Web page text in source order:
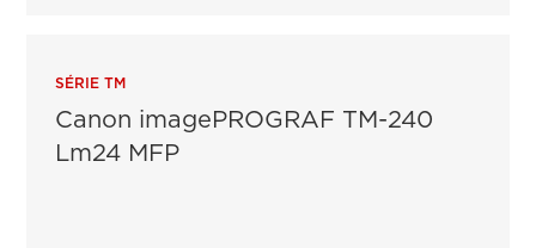
SÉRIE TM
Canon imagePROGRAF TM-240
Lm24 MFP